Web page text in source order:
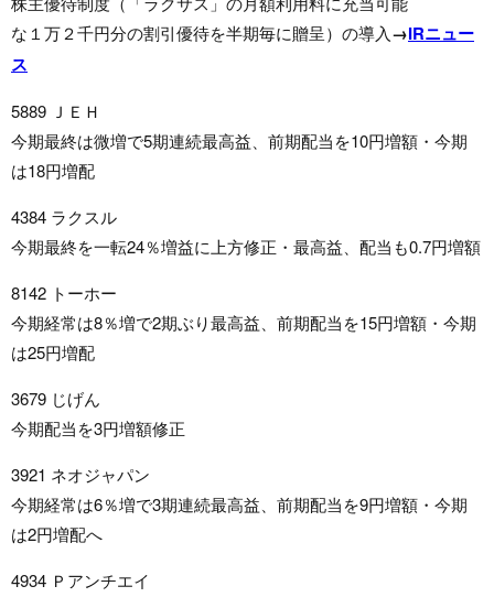
な１万２千円分の割引優待を半期毎に贈呈）の導入→IRニュー
ス
5889 ＪＥＨ
今期最終は微増で5期連続最高益、前期配当を10円増額・今期
は18円増配
4384 ラクスル
今期最終を一転24％増益に上方修正・最高益、配当も0.7円増額
8142 トーホー
今期経常は8％増で2期ぶり最高益、前期配当を15円増額・今期
は25円増配
3679 じげん
今期配当を3円増額修正
3921 ネオジャパン
今期経常は6％増で3期連続最高益、前期配当を9円増額・今期
は2円増配へ
4934 Ｐアンチエイ